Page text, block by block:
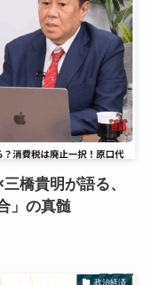
橋貴明が語る、
」の真髄
政治経済